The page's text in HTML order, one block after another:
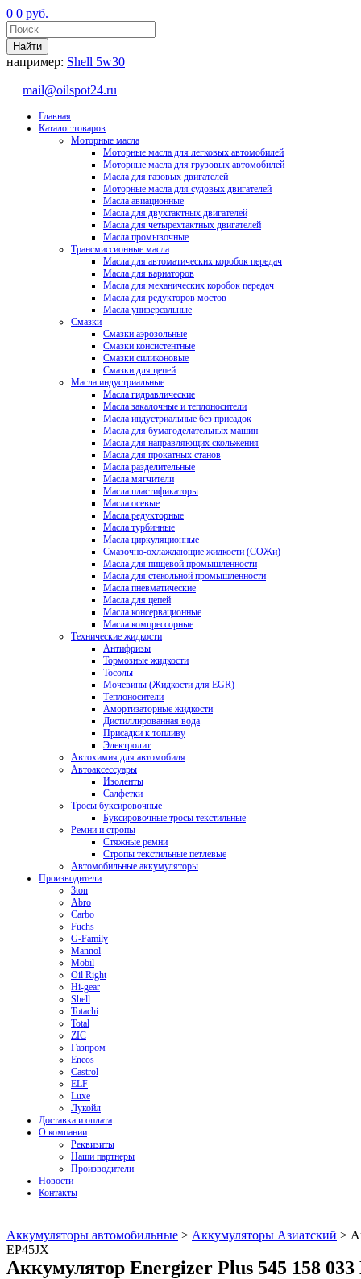
0 0 руб.
например: Shell 5w30
mail@oilspot24.ru
Главная
Каталог товаров
Моторные масла
Моторные масла для легковых автомобилей
Моторные масла для грузовых автомобилей
Масла для газовых двигателей
Моторные масла для судовых двигателей
Масла авиационные
Масла для двухтактных двигателей
Масла для четырехтактных двигателей
Масла промывочные
Трансмиссионные масла
Масла для автоматических коробок передач
Масла для вариаторов
Масла для механических коробок передач
Масла для редукторов мостов
Масла универсальные
Cмазки
Смазки аэрозольные
Смазки консистентные
Смазки силиконовые
Смазки для цепей
Масла индустриальные
Масла гидравлические
Масла закалочные и теплоносители
Масла индустриальные без присадок
Масла для бумагоделательных машин
Масла для направляющих скольжения
Масла для прокатных станов
Масла разделительные
Масла мягчители
Масла пластификаторы
Масла осевые
Масла редукторные
Масла турбинные
Масла циркуляционные
Смазочно-охлаждающие жидкости (СОЖи)
Масла для пищевой промышленности
Масла для стекольной промышленности
Масла пневматические
Масла для цепей
Масла консервационные
Масла компрессорные
Технические жидкости
Антифризы
Тормозные жидкости
Тосолы
Мочевины (Жидкости для EGR)
Теплоносители
Амортизаторные жидкости
Дистиллированная вода
Присадки к топливу
Электролит
Автохимия для автомобиля
Автоаксессуары
Изоленты
Салфетки
Тросы буксировочные
Буксировочные тросы текстильные
Ремни и стропы
Стяжные ремни
Стропы текстильные петлевые
Автомобильные аккумуляторы
Производители
3ton
Abro
Carbo
Fuchs
G-Family
Mannol
Mobil
Oil Right
Hi-gear
Shell
Totachi
Total
ZIC
Газпром
Еneos
Сastrol
ELF
Luxe
Лукойл
Доставка и оплата
О компании
Реквизиты
Наши партнеры
Производители
Новости
Контакты
Аккумуляторы автомобильные > Аккумуляторы Азиатский >
EP45JX
Аккумулятор Energizer Plus 545 158 033